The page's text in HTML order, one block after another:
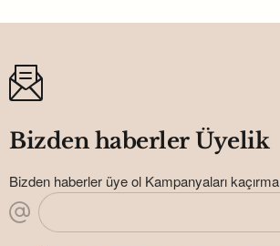
Bizden haberler Üyelik
Bizden haberler üye ol Kampanyaları kaçırma